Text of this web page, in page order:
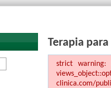
Terapia
strict warning:
clinica.com/